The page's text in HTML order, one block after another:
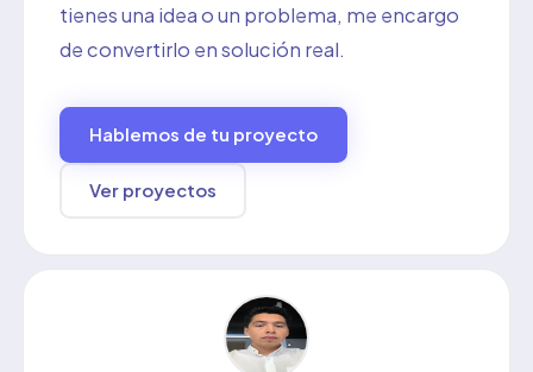
tienes una idea o un problema, me encargo
de convertirlo en solución real.
Hablemos de tu proyecto
Ver proyectos